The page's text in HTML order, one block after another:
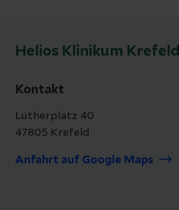
Helios Klinikum Krefeld
Kontakt
Lutherplatz 40
47805 Krefeld
Anfahrt auf Google Maps